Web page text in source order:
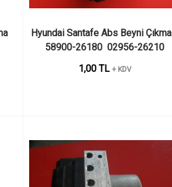
Hyundai Santafe Abs Beyni Çıkma
58900-26180  02956-26210
1,00 TL + KDV